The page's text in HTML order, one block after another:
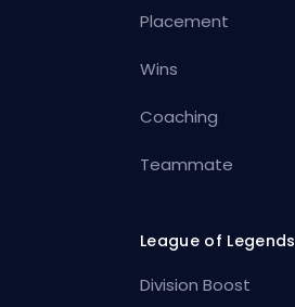
Placement
Wins
Coaching
Teammate
League of Legends
Division Boost